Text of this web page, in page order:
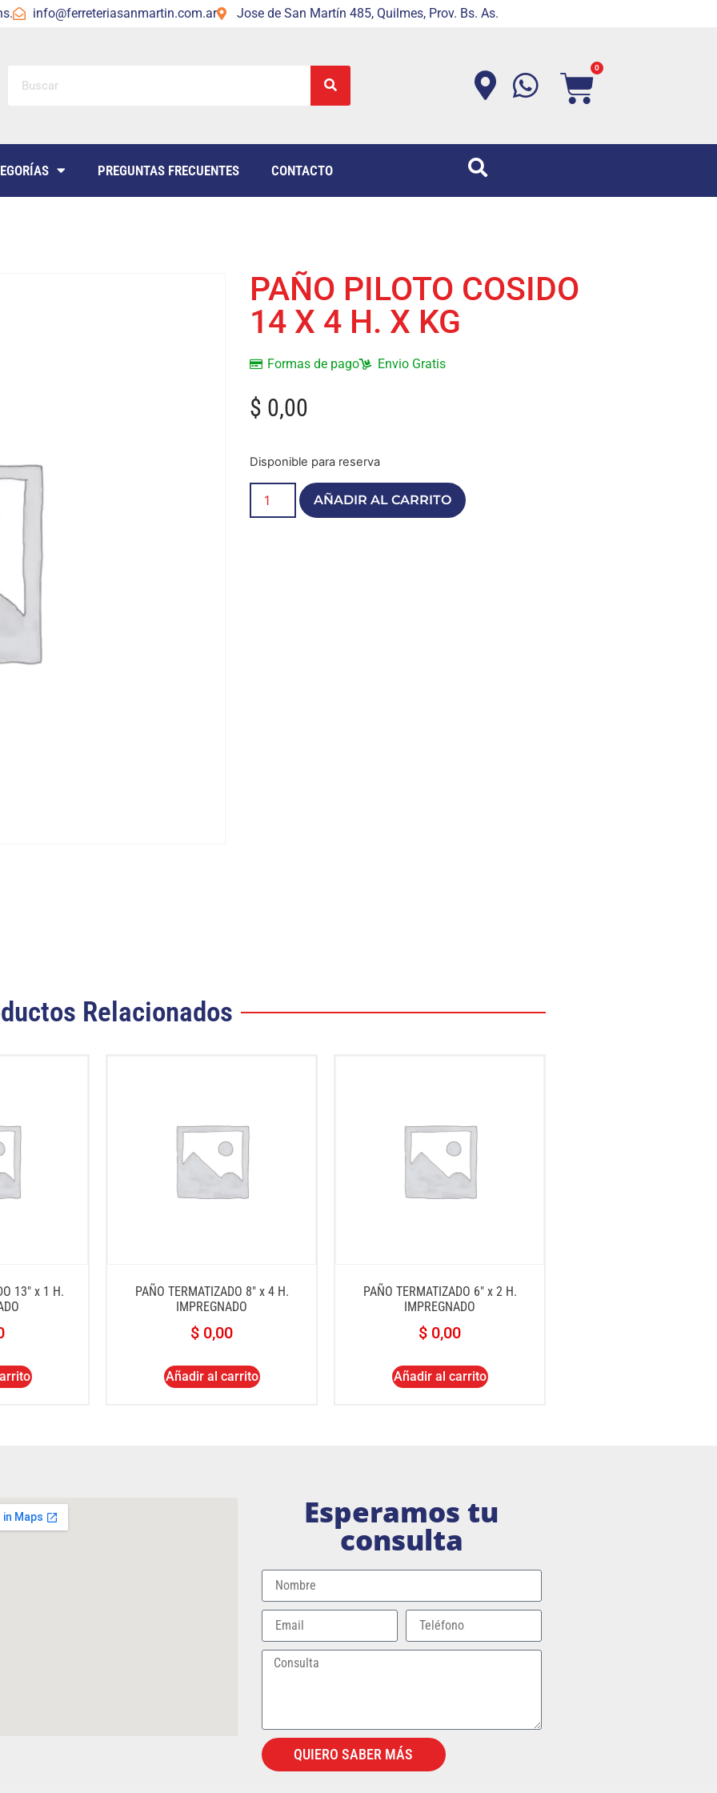
info@ferreteriasanmartin.com.ar Jose de San Martín 485, Quilmes, Prov. Bs. As.
0
PREGUNTAS FRECUENTES CONTACTO
PAÑO PILOTO COSIDO
14 X 4 H. X KG
Formas de pago Envio Gratis
$ 0,00
Disponible para reserva
AÑADIR AL CARRITO
Relacionados
13″ x 1 H.
PAÑO TERMATIZADO 8″ x 4 H.
IMPREGNADO
$ 0,00
Añadir al carrito
PAÑO TERMATIZADO 6″ x 2 H.
IMPREGNADO
$ 0,00
Añadir al carrito
Esperamos tu
consulta
QUIERO SABER MÁS